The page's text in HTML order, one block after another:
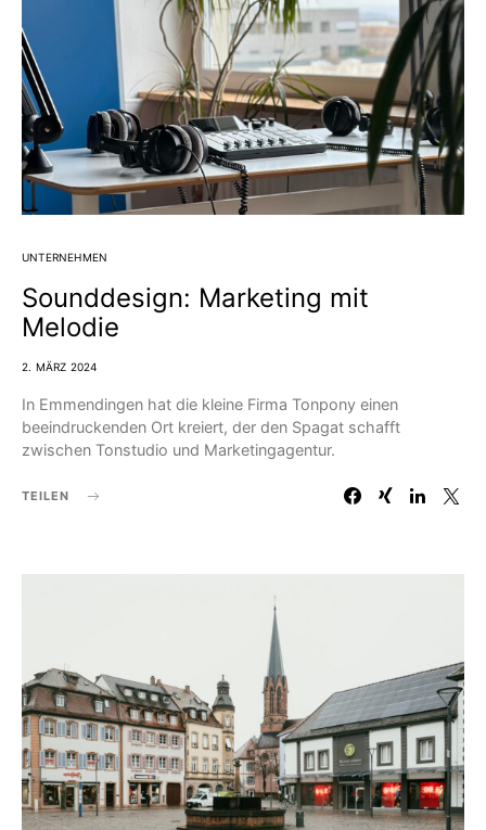
UNTERNEHMEN
Sounddesign: Marketing mit
Melodie
2. MÄRZ 2024
In Emmendingen hat die kleine Firma Tonpony einen
beeindruckenden Ort kreiert, der den Spagat schafft
zwischen Tonstudio und Marketingagentur.
TEILEN